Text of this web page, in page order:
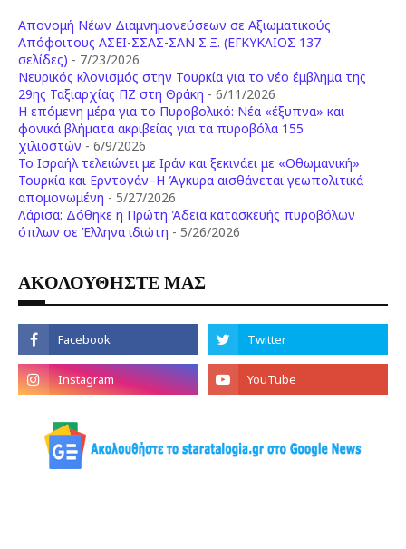
Απονομή Νέων Διαμνημονεύσεων σε Αξιωματικούς
Απόφοιτους ΑΣΕΙ-ΣΣΑΣ-ΣΑΝ Σ.Ξ. (ΕΓΚΥΚΛΙΟΣ 137
σελίδες) - 7/23/2026
Νευρικός κλονισμός στην Τουρκία για το νέο έμβλημα της
29ης Ταξιαρχίας ΠΖ στη Θράκη - 6/11/2026
Η επόμενη μέρα για το Πυροβολικό: Νέα «έξυπνα» και
φονικά βλήματα ακριβείας για τα πυροβόλα 155
χιλιοστών - 6/9/2026
Το Ισραήλ τελειώνει με Ιράν και ξεκινάει με «Οθωμανική»
Τουρκία και Ερντογάν–Η Άγκυρα αισθάνεται γεωπολιτικά
απομονωμένη - 5/27/2026
Λάρισα: Δόθηκε η Πρώτη Άδεια κατασκευής πυροβόλων
όπλων σε Έλληνα ιδιώτη - 5/26/2026
ΑΚΟΛΟΥΘΗΣΤΕ ΜΑΣ